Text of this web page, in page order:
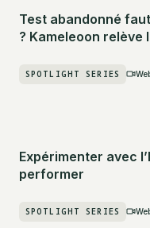
Test abandonné
? Kameleoon relève
SPOTLIGHT SERIES
Expérimenter avec
performer
SPOTLIGHT SERIES